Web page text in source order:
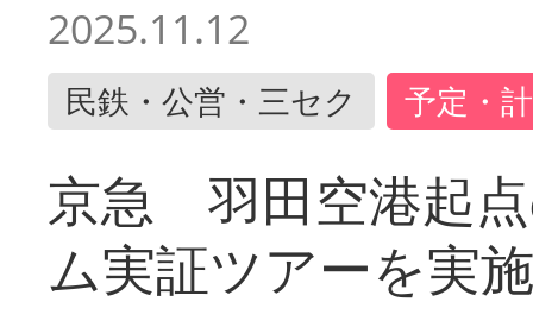
2025.11.12
民鉄・公営・三セク 予定・
京急 羽田空港起
ム実証ツアーを実施